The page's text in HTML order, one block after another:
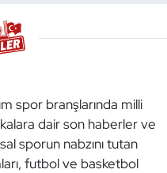
spor branşlarında milli
dair son haberler ve
sporun nabzını tutan
futbol ve basketbol